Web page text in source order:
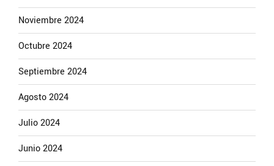
Noviembre 2024
Octubre 2024
Septiembre 2024
Agosto 2024
Julio 2024
Junio 2024